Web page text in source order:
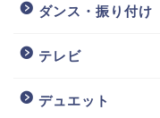
ダンス・振り付け
テレビ
デュエット